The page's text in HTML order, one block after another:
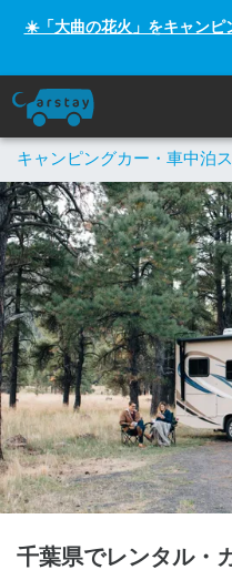
☀️「大曲の花火」をキャンピ
キャンピングカー・車中泊
千葉県でレンタル・